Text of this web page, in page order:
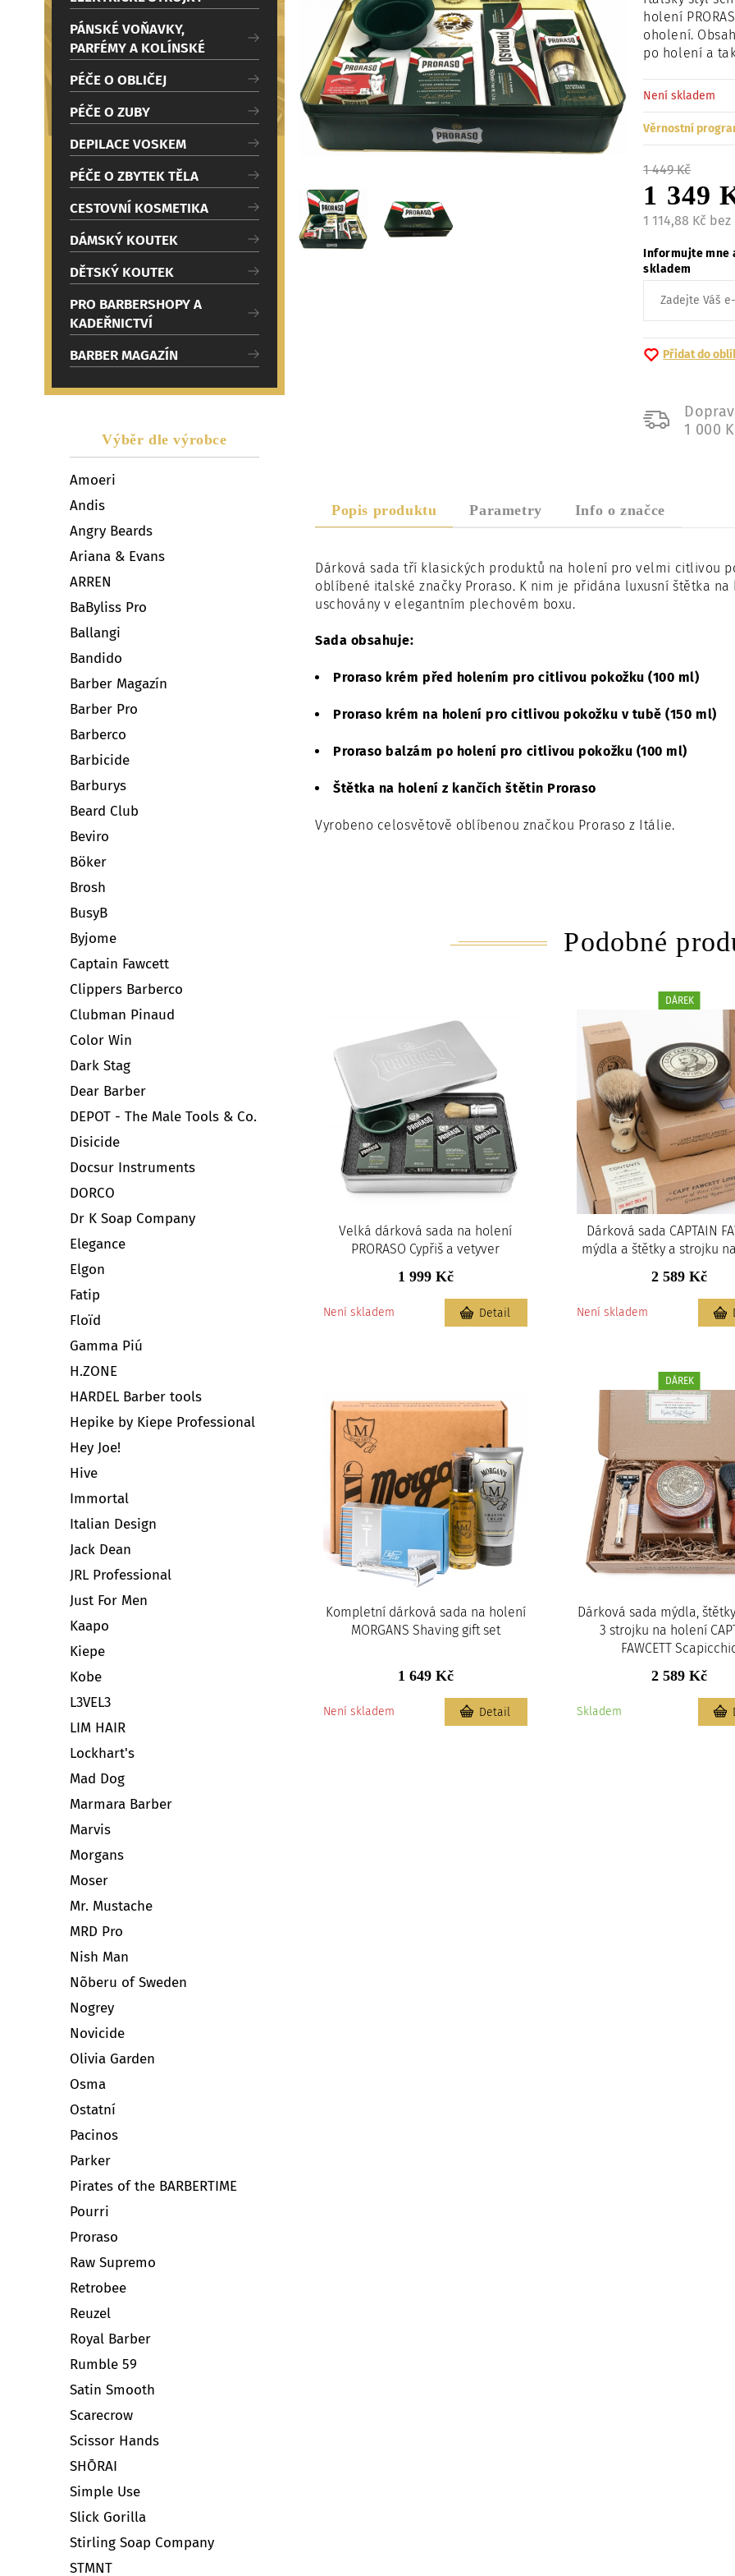
PÁNSKÉ VOŇAVKY,
PARFÉMY A KOLÍNSKÉ
PÉČE O OBLIČEJ
PÉČE O ZUBY
DEPILACE VOSKEM
PÉČE O ZBYTEK TĚLA
CESTOVNÍ KOSMETIKA
DÁMSKÝ KOUTEK
DĚTSKÝ KOUTEK
PRO BARBERSHOPY A
KADEŘNICTVÍ
BARBER MAGAZÍN
Výběr dle výrobce
Amoeri
Andis
Angry Beards
Ariana & Evans
ARREN
BaByliss Pro
Ballangi
Bandido
Barber Magazín
Barber Pro
Barberco
Barbicide
Barburys
Beard Club
Beviro
Böker
Brosh
BusyB
Byjome
Captain Fawcett
Clippers Barberco
Clubman Pinaud
Color Win
Dark Stag
Dear Barber
DEPOT - The Male Tools & Co.
Disicide
Docsur Instruments
DORCO
Dr K Soap Company
Elegance
Elgon
Fatip
Floïd
Gamma Piú
H.ZONE
HARDEL Barber tools
Hepike by Kiepe Professional
Hey Joe!
Hive
Immortal
Italian Design
Jack Dean
JRL Professional
Just For Men
Kaapo
Kiepe
Kobe
L3VEL3
LIM HAIR
Lockhart's
Mad Dog
Marmara Barber
Marvis
Morgans
Moser
Mr. Mustache
MRD Pro
Nish Man
Nõberu of Sweden
Nogrey
Novicide
Olivia Garden
Osma
Ostatní
Pacinos
Parker
Pirates of the BARBERTIME
Pourri
Proraso
Raw Supremo
Retrobee
Reuzel
Royal Barber
Rumble 59
Satin Smooth
Scarecrow
Scissor Hands
SHŌRAI
Simple Use
Slick Gorilla
Stirling Soap Company
STMNT
Načítám
holení
oholení.
po holení a
Není skladem
Věrnostní
1 449 Kč
1 349
1 114,88 Kč bez
Informujte mne
skladem
Přidat do
1 000
Popis produktu Parametry Info o značce
Dárková sada tří klasických produktů na holení pro velmi citlivou
oblíbené italské značky Proraso. K nim je přidána luxusní štětka
uschovány v elegantním plechovém boxu.
Sada obsahuje:
Proraso krém před holením pro citlivou pokožku (100 ml)
Proraso krém na holení pro citlivou pokožku v tubě (150 ml)
Proraso balzám po holení pro citlivou pokožku (100 ml)
Štětka na holení z kančích štětin Proraso
Vyrobeno celosvětově oblíbenou značkou Proraso z Itálie.
Podobné
Velká dárková sada na holení
PRORASO Cypřiš a vetyver
1 999 Kč
Není skladem Detail
Dárková sada CAPTAIN
mýdla a štětky a strojku
DÁREK
2 589 Kč
Není skladem
Kompletní dárková sada na holení
MORGANS Shaving gift set
1 649 Kč
Není skladem Detail
Dárková sada mýdla,
3 strojku na holení
FAWCETT
DÁREK
2 589 Kč
Skladem